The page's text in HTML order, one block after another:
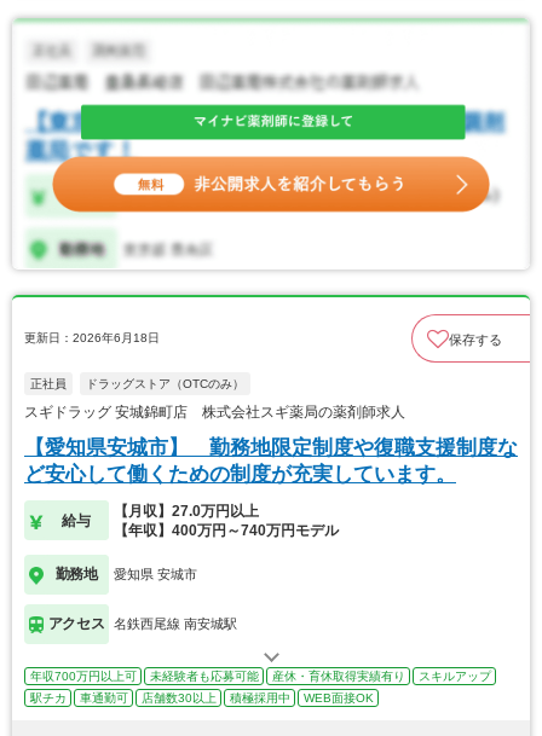
更新日：2026年6月18日 保存する
正社員 ドラッグストア（OTCのみ）
スギドラッグ 安城錦町店 株式会社スギ薬局の薬剤師求人
【愛知県安城市】 勤務地限定制度や復職支援制度な
ど安心して働くための制度が充実しています。
給与
【月収】27.0万円以上
【年収】400万円～740万円モデル
勤務地 愛知県 安城市
アクセス 名鉄西尾線 南安城駅
年収700万円以上可 未経験者も応募可能 産休・育休取得実績有り
スキルアップ
駅チカ
車通勤可 店舗数30以上 積極採用中 WEB面接OK